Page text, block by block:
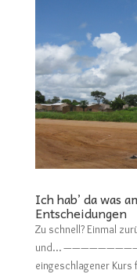
Ich hab’ da was
Entscheidungen
Zu schnell? Einmal
und…
eingeschlagener